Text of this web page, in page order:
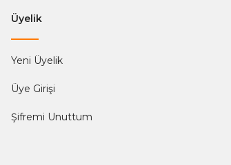
Üyelik
Yeni Üyelik
Üye Girişi
Şifremi Unuttum